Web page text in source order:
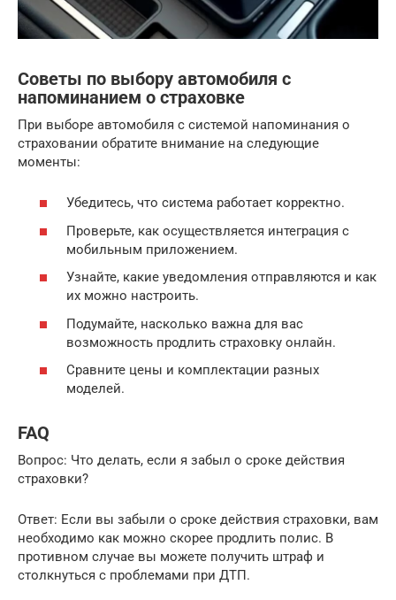
Советы по выбору автомобиля с
напоминанием о страховке
При выборе автомобиля с системой напоминания о
страховании обратите внимание на следующие
моменты:
Убедитесь, что система работает корректно.
Проверьте, как осуществляется интеграция с
мобильным приложением.
Узнайте, какие уведомления отправляются и как
их можно настроить.
Подумайте, насколько важна для вас
возможность продлить страховку онлайн.
Сравните цены и комплектации разных
моделей.
FAQ
Вопрос: Что делать, если я забыл о сроке действия
страховки?
Ответ: Если вы забыли о сроке действия страховки, вам
необходимо как можно скорее продлить полис. В
противном случае вы можете получить штраф и
столкнуться с проблемами при ДТП.